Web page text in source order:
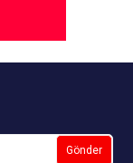
Gönder